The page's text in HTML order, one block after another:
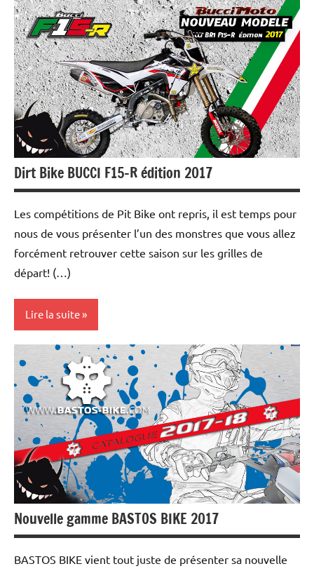
Les
marques
Tests
et
essais
Dirt Bike BUCCI F15-R édition 2017
Les compétitions de Pit Bike ont repris, il est temps pour
nous de vous présenter l’un des monstres que vous allez
forcément retrouver cette saison sur les grilles de
départ! (…)
Lire la suite
Les
marques
Tests
et
essais
Nouvelle gamme BASTOS BIKE 2017
BASTOS BIKE vient tout juste de présenter sa nouvelle